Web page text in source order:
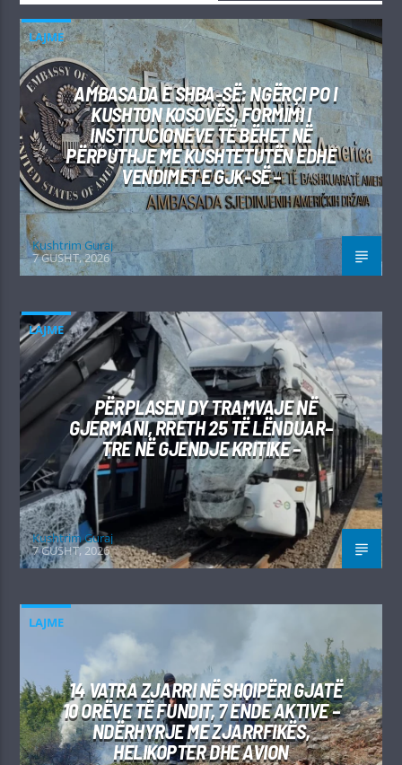
LAJME
AMBASADA E SHBA-SË: NGËRÇI PO I
KUSHTON KOSOVËS, FORMIMI I
INSTITUCIONEVE TË BËHET NË
PËRPUTHJE ME KUSHTETUTËN EDHE
VENDIMET E GJK-SË –
Kushtrim Guraj
7 GUSHT, 2026
LAJME
PËRPLASEN DY TRAMVAJE NË
GJERMANI, RRETH 25 TË LËNDUAR–
TRE NË GJENDJE KRITIKE –
Kushtrim Guraj
7 GUSHT, 2026
LAJME
14 VATRA ZJARRI NË SHQIPËRI GJATË
10 ORËVE TË FUNDIT, 7 ENDE AKTIVE –
NDËRHYRJE ME ZJARRFIKËS,
HELIKOPTER DHE AVION